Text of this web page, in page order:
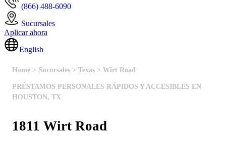
(866) 488-6090
Sucursales
Aplicar ahora
English
Home > Sucursales > Texas > Wirt Road
PRÉSTAMOS PERSONALES RÁPIDOS Y ACCESIBLES EN
HOUSTON, TX
1811 Wirt Road